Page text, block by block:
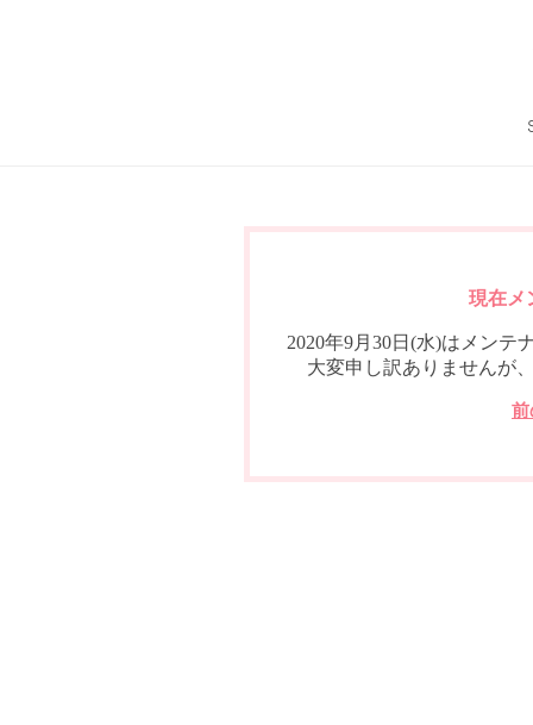
現在メ
2020年9月30日(水)はメンテ
大変申し訳ありませんが
前